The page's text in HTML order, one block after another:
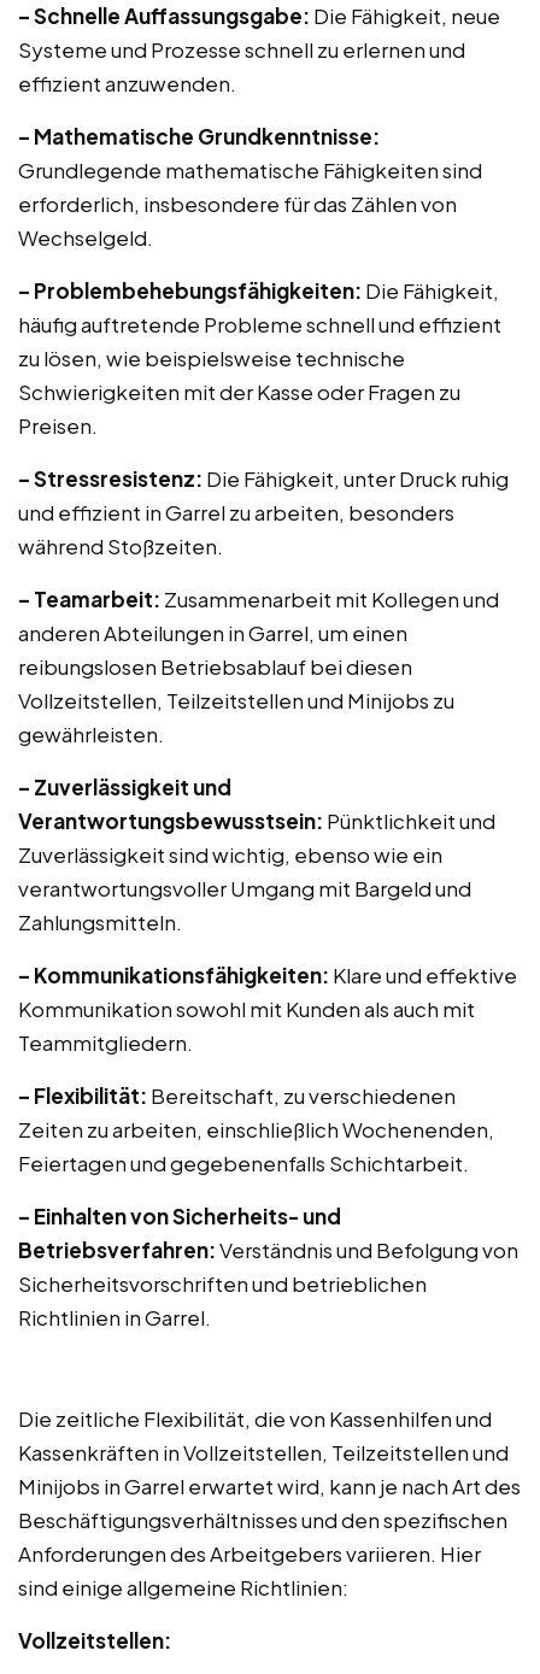
– Schnelle Auffassungsgabe: Die Fähigkeit, neue
Systeme und Prozesse schnell zu erlernen und
effizient anzuwenden.
– Mathematische Grundkenntnisse:
Grundlegende mathematische Fähigkeiten sind
erforderlich, insbesondere für das Zählen von
Wechselgeld.
– Problembehebungsfähigkeiten: Die Fähigkeit,
häufig auftretende Probleme schnell und effizient
zu lösen, wie beispielsweise technische
Schwierigkeiten mit der Kasse oder Fragen zu
Preisen.
– Stressresistenz: Die Fähigkeit, unter Druck ruhig
und effizient in Garrel zu arbeiten, besonders
während Stoßzeiten.
– Teamarbeit: Zusammenarbeit mit Kollegen und
anderen Abteilungen in Garrel, um einen
reibungslosen Betriebsablauf bei diesen
Vollzeitstellen, Teilzeitstellen und Minijobs zu
gewährleisten.
– Zuverlässigkeit und
Verantwortungsbewusstsein: Pünktlichkeit und
Zuverlässigkeit sind wichtig, ebenso wie ein
verantwortungsvoller Umgang mit Bargeld und
Zahlungsmitteln.
– Kommunikationsfähigkeiten: Klare und effektive
Kommunikation sowohl mit Kunden als auch mit
Teammitgliedern.
– Flexibilität: Bereitschaft, zu verschiedenen
Zeiten zu arbeiten, einschließlich Wochenenden,
Feiertagen und gegebenenfalls Schichtarbeit.
– Einhalten von Sicherheits- und
Betriebsverfahren:Verständnis und Befolgung von
Sicherheitsvorschriften und betrieblichen
Richtlinien in Garrel.
Die zeitliche Flexibilität, die von Kassenhilfen und
Kassenkräften in Vollzeitstellen, Teilzeitstellen und
Minijobs in Garrel erwartet wird, kann je nach Art des
Beschäftigungsverhältnisses und den spezifischen
Anforderungen des Arbeitgebers variieren. Hier
sind einige allgemeine Richtlinien:
Vollzeitstellen: